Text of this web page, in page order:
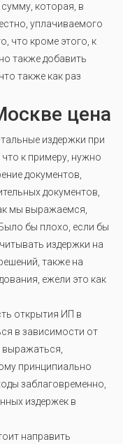
которая, в
уплачиваемого
что кроме этого, к
также добавить
также как раз
цена
издержки при
к примеру, нужно
документов,
документов,
мы выражаемся,
бы плохо, если бы
издержки на
также на
ежели это как
открытия ИП в
в зависимости от
выражаться,
принципиально
заблаговременно,
издержек в
направить